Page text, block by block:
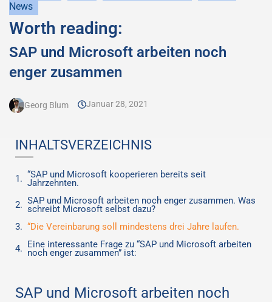
News
Worth reading:
SAP und Microsoft arbeiten noch
enger zusammen
Georg Blum Januar 28, 2021
INHALTSVERZEICHNIS
“SAP und Microsoft kooperieren bereits seit
Jahrzehnten.
SAP und Microsoft arbeiten noch enger zusammen. Was
schreibt Microsoft selbst dazu?
“Die Vereinbarung soll mindestens drei Jahre laufen.
Eine interessante Frage zu “SAP und Microsoft arbeiten
noch enger zusammen” ist:
SAP und Microsoft arbeiten noch